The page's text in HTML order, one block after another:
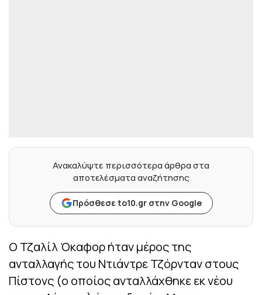
Ανακαλύψτε περισσότερα άρθρα στα
αποτελέσματα αναζήτησης
Πρόσθεσε to10.gr στην Google
Ο Τζαλίλ Όκαφορ ήταν μέρος της
ανταλλαγής του Ντιάντρε Τζόρνταν στους
Πίστονς (ο οποίος ανταλλάχθηκε εκ νέου